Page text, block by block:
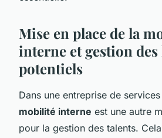
Mise en place de la
interne et gestion des
potentiels
Dans une entreprise de
mobilité interne est une autre
pour la gestion des talents.